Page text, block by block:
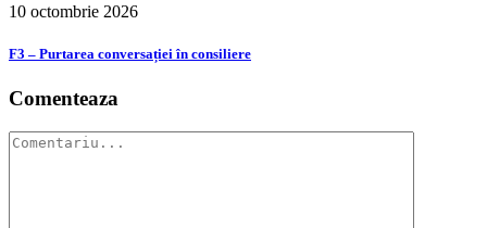
10 octombrie 2026
F3 – Purtarea conversației în consiliere
Comenteaza
Comment